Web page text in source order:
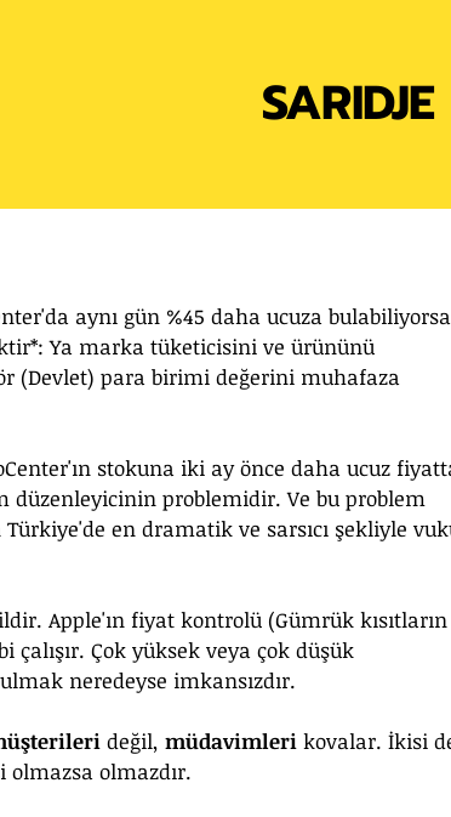
SARIDJE
aynı gün %45 daha ucuza
Ya marka tüketicisini ve ürününü
(Devlet) para birimi değerini muhafaza
stokuna iki ay önce daha ucuz
düzenleyicinin problemidir. Ve bu problem
en dramatik ve sarsıcı şekliyle
Apple'ın fiyat kontrolü (Gümrük kısıtların
çalışır. Çok yüksek veya çok düşük
neredeyse imkansızdır.
değil, müdavimleri kovalar. İkisi
olmazdır.